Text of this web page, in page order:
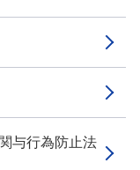
与行為防止法